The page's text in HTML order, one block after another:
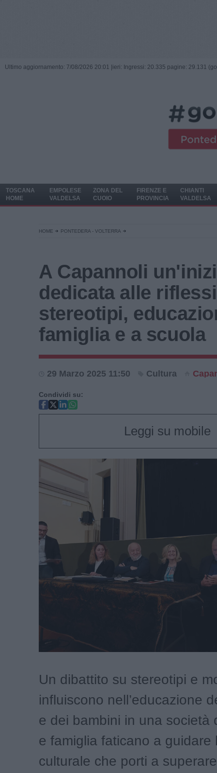
Ultimo aggiornamento: 7/08/2026 20:01 | ieri: Ingressi: 20.335 pagine: 29.131
TOSCANA
HOME
EMPOLESE
VALDELSA
ZONA DEL
CUOIO
FIRENZE E
PROVINCIA
CHIANTI
VALDELSA
HOME PONTEDERA - VOLTERRA
A Capannoli
dedicata alle
stereotipi,
famiglia e a scuola
29 Marzo 2025 11:50 Cultura
Condividi su:
Leggi su mobile
Un dibattito su stereotipi e
influiscono nell’educazione
e dei bambini in una società
e famiglia faticano a guidare
culturale che porti a